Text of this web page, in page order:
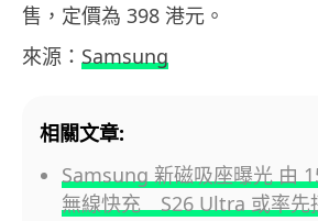
售，定價為 398 港元。
來源： Samsung
相關文章:
Samsung 新磁吸座曝光 由
無線快充 S26 Ultra 或率先